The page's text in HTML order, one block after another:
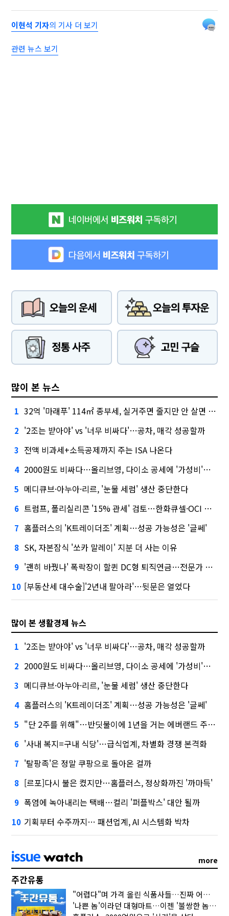
이현석 기자의 기사 더 보기
관련 뉴스 보기
많이 본 뉴스
1 32억 '마래푸' 114㎡ 종부세, 실거주면 줄지만 안 살면 2.5배
2 '2조는 받아야' vs '너무 비싸다'…공차, 매각 성공할까
3 전액 비과세+소득공제까지 주는 ISA 나온다
4 2000원도 비싸다…올리브영, 다이소 공세에 '가성비'로 맞불
5 메디큐브·아누아·리르, '눈물 세럼' 생산 중단한다
6 트럼프, 폴리실리콘 '15% 관세' 검토…한화큐셀·OCI 영향은?
7 홈플러스의 'K트레이더조' 계획…성공 가능성은 '글쎄'
8 SK, 자본잠식 '쏘카 말레이' 지분 더 사는 이유
9 '괜히 바꿨나' 폭락장이 할퀸 DC형 퇴직연금…전문가 조언은
10 [부동산세 대수술]'2년내 팔아라'…뒷문은 열었다
많이 본 생활경제 뉴스
1 '2조는 받아야' vs '너무 비싸다'…공차, 매각 성공할까
2 2000원도 비싸다…올리브영, 다이소 공세에 '가성비'로 맞불
3 메디큐브·아누아·리르, '눈물 세럼' 생산 중단한다
4 홈플러스의 'K트레이더조' 계획…성공 가능성은 '글쎄'
5 "단 2주를 위해"…반딧불이에 1년을 거는 에버랜드 주키퍼
6 '사내 복지=구내 식당'…급식업계, 차별화 경쟁 본격화
7 '탈팡족'은 정말 쿠팡으로 돌아온 걸까
8 [르포]다시 불은 켰지만…홈플러스, 정상화까진 '까마득'
9 폭염에 녹아내리는 택배…컬리 '퍼플박스' 대안 될까
10 기획부터 수주까지… 패션업계, AI 시스템화 박차
more
주간유통
"어렵다"며 가격 올린 식품사들…진짜 어려운 거 맞아?
'나쁜 놈'이라던 대형마트…이젠 '불쌍한 놈' 됐다